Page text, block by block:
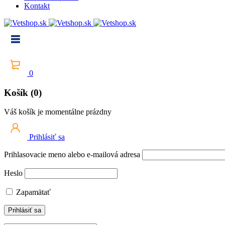
Kontakt
0
Košík (0)
Váš košík je momentálne prázdny
Prihlásiť sa
Prihlasovacie meno alebo e-mailová adresa
Heslo
Zapamätať